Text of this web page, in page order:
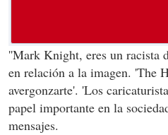
''Mark Knight, eres un racista
en relación a la imagen. 'The
avergonzarte'. 'Los
papel importante en la
mensajes.